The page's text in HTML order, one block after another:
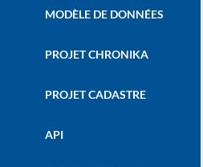
MODÈLE DE DONNÉES
PROJET CHRONIKA
PROJET CADASTRE
API